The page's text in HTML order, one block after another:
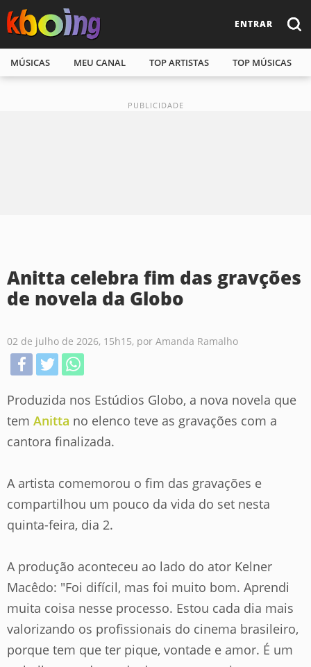
ENTRAR
MÚSICAS MEU CANAL TOP ARTISTAS TOP MÚSICAS
Anitta celebra fim das gravções
de novela da Globo
02 de julho de 2026, 15h15, por Amanda Ramalho
Produzida nos Estúdios Globo, a nova novela que
tem Anitta no elenco teve as gravações com a
cantora finalizada.
A artista comemorou o fim das gravações e
compartilhou um pouco da vida do set nesta
quinta-feira, dia 2.
A produção aconteceu ao lado do ator Kelner
Macêdo: "Foi difícil, mas foi muito bom. Aprendi
muita coisa nesse processo. Estou cada dia mais
valorizando os profissionais do cinema brasileiro,
porque tem que ter pique, vontade e amor. É um